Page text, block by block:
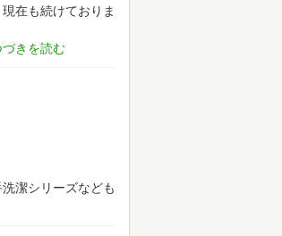
在も続けておりま
潔シリーズなども